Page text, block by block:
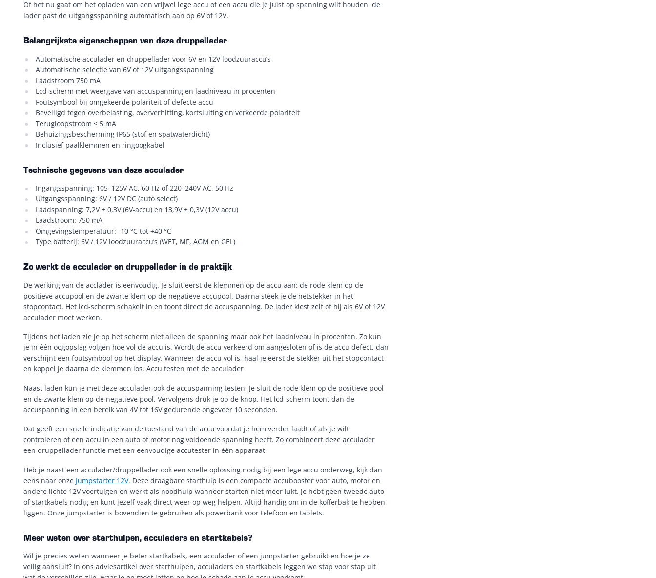
Of het nu gaat om het opladen van een vrijwel lege accu of een accu die je juist op spanning wilt houden: de
lader past de uitgangsspanning automatisch aan op 6V of 12V.
Belangrijkste eigenschappen van deze druppellader
Automatische acculader en druppellader voor 6V en 12V loodzuuraccu’s
Automatische selectie van 6V of 12V uitgangsspanning
Laadstroom 750 mA
Lcd-scherm met weergave van accuspanning en laadniveau in procenten
Foutsymbool bij omgekeerde polariteit of defecte accu
Beveiligd tegen overbelasting, oververhitting, kortsluiting en verkeerde polariteit
Terugloopstroom < 5 mA
Behuizingsbescherming IP65 (stof en spatwaterdicht)
Inclusief paalklemmen en ringoogkabel
Technische gegevens van deze acculader
Ingangsspanning: 105–125V AC, 60 Hz of 220–240V AC, 50 Hz
Uitgangsspanning: 6V / 12V DC (auto select)
Laadspanning: 7,2V ± 0,3V (6V-accu) en 13,9V ± 0,3V (12V accu)
Laadstroom: 750 mA
Omgevingstemperatuur: -10 °C tot +40 °C
Type batterij: 6V / 12V loodzuuraccu’s (WET, MF, AGM en GEL)
Zo werkt de acculader en druppellader in de praktijk
De werking van de acclader is eenvoudig. Je sluit eerst de klemmen op de accu aan: de rode klem op de
positieve accupool en de zwarte klem op de negatieve accupool. Daarna steek je de netstekker in het
stopcontact. Het lcd-scherm schakelt in en toont direct de accuspanning. De lader kiest zelf of hij als 6V of 12V
acculader moet werken.
Tijdens het laden zie je op het scherm niet alleen de spanning maar ook het laadniveau in procenten. Zo kun
je in één oogopslag volgen hoe vol de accu is. Wordt de accu verkeerd om aangesloten of is de accu defect, dan
verschijnt een foutsymbool op het display. Wanneer de accu vol is, haal je eerst de stekker uit het stopcontact
en koppel je daarna de klemmen los. Accu testen met de acculader
Naast laden kun je met deze acculader ook de accuspanning testen. Je sluit de rode klem op de positieve pool
en de zwarte klem op de negatieve pool. Vervolgens druk je op de knop. Het lcd-scherm toont dan de
accuspanning in een bereik van 4V tot 16V gedurende ongeveer 10 seconden.
Dat geeft een snelle indicatie van de toestand van de accu voordat je hem verder laadt of als je wilt
controleren of een accu in een auto of motor nog voldoende spanning heeft. Zo combineert deze acculader
een druppellader functie met een eenvoudige accutester in één apparaat.
Heb je naast een acculader/druppellader ook een snelle oplossing nodig bij een lege accu onderweg, kijk dan
eens naar onze Jumpstarter 12V. Deze draagbare starthulp is een compacte accubooster voor auto, motor en
andere lichte 12V voertuigen en werkt als noodhulp wanneer starten niet meer lukt. Je hebt geen tweede auto
of startkabels nodig en kunt jezelf vaak direct weer op weg helpen. Altijd handig om in de kofferbak te hebben
liggen. Onze jumpstarter is bovendien te gebruiken als powerbank voor telefoon en tablets.
Meer weten over starthulpen, acculaders en startkabels?
Wil je precies weten wanneer je beter startkabels, een acculader of een jumpstarter gebruikt en hoe je ze
veilig aansluit? In ons adviesartikel over starthulpen, acculaders en startkabels leggen we stap voor stap uit